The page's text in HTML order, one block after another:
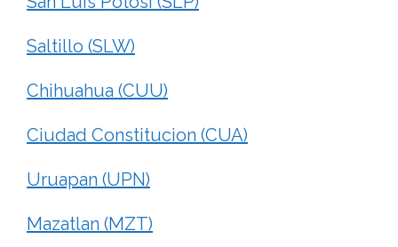
Saltillo (SLW)
Chihuahua (CUU)
Ciudad Constitucion (CUA)
Uruapan (UPN)
Mazatlan (MZT)